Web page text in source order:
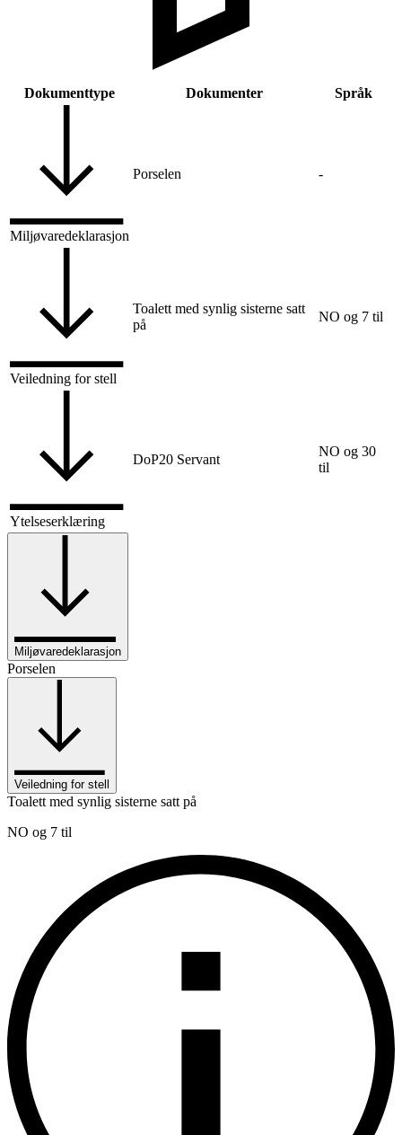
Dokumenttype Dokumenter Språk
Miljøvaredeklarasjon
Porselen -
Veiledning for stell
Toalett med synlig sisterne satt
på
NO og 7 til
Ytelseserklæring
DoP20 Servant
NO og 30
til
Miljøvaredeklarasjon
Porselen
Veiledning for stell
Toalett med synlig sisterne satt på
NO og 7 til